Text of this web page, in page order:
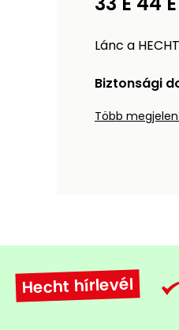
Lánc a
Biztonsági
Több
Hecht hírlevél